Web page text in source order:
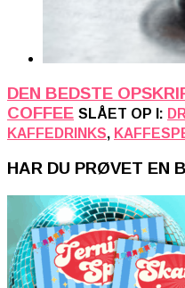
DEN BEDSTE
COFFEE SLÅET OP I:
KAFFEDRINKS,
HAR DU PRØVET EN